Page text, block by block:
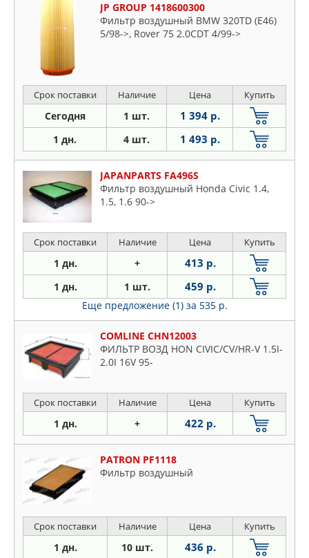
JP GROUP 1418600300
Фильтр воздушный BMW 320TD (E46)
5/98->, Rover 75 2.0CDT 4/99->
Срок поставки Наличие Цена Купить
Сегодня 1 шт. 1 394 р.
1 дн. 4 шт. 1 493 р.
JAPANPARTS FA496S
Фильтр воздушный Honda Civic 1.4,
1.5, 1.6 90->
Срок поставки Наличие Цена Купить
1 дн. + 413 р.
1 дн. 1 шт. 459 р.
Еще предложение (1) за 535 р.
COMLINE CHN12003
ФИЛЬТР ВОЗД HON CIVIC/CV/HR-V 1.5I-
2.0I 16V 95-
Срок поставки Наличие Цена Купить
1 дн. + 422 р.
PATRON PF1118
Фильтр воздушный
Срок поставки Наличие Цена Купить
1 дн. 10 шт. 436 р.